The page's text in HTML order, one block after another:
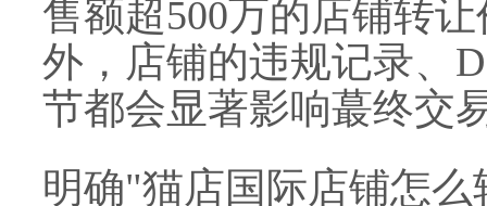
售额超500万的店铺转
外，店铺的违规记录、
节都会显著影响蕞终交
明确"猫店国际店铺怎